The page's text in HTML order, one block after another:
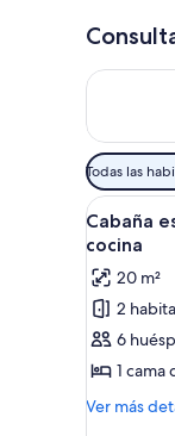
Consulta
Filtros
para
las
Todas las
Abrir
todas
las
fotos
de
Cabaña
2
2
Cabaña
cocina
20 m²
2
6
1 cama
Ver más
Más